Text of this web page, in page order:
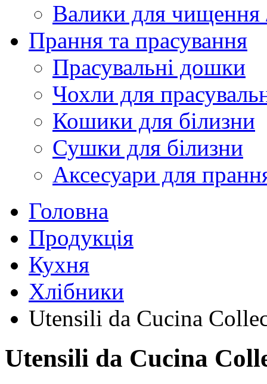
Валики для чищення
Прання та прасування
Прасувальні дошки
Чохли для
Кошики для білизни
Сушки для білизни
Аксесуари для
Головна
Продукція
Кухня
Хлібники
Utensili da Cucina
Utensili da Cucina